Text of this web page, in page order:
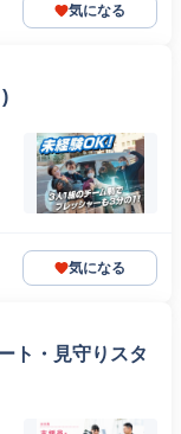
気になる
気になる
ト・見守りスタ